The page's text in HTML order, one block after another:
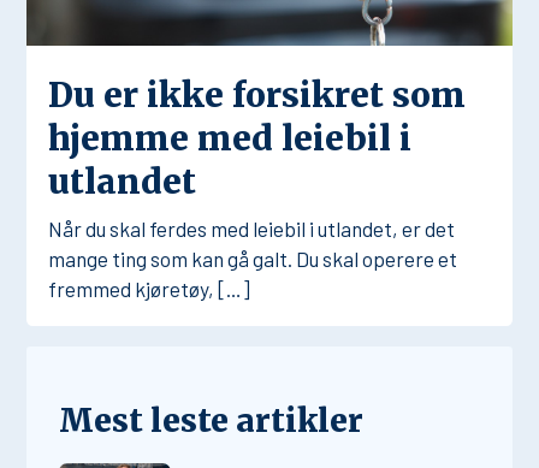
Du er ikke forsikret som
hjemme med leiebil i
utlandet
Når du skal ferdes med leiebil i utlandet, er det
mange ting som kan gå galt. Du skal operere et
fremmed kjøretøy, […]
Mest leste artikler